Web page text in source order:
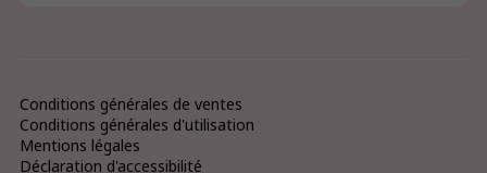
Conditions générales de ventes
Conditions générales d'utilisation
Mentions légales
Déclaration d'accessibilité